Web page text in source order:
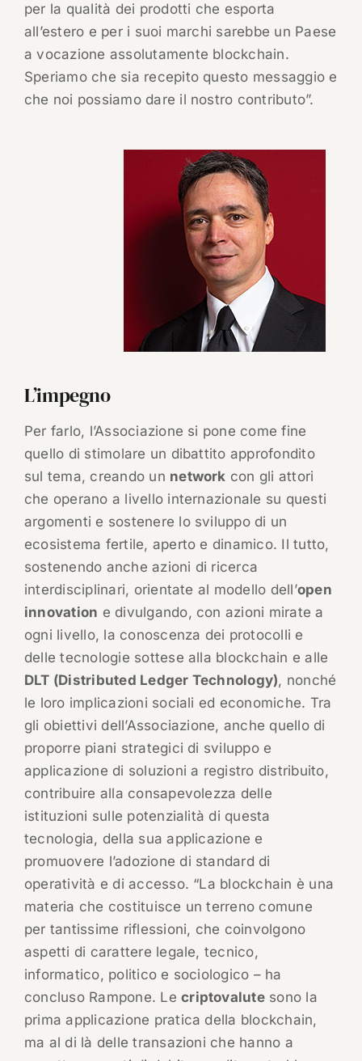
per la qualità dei prodotti che esporta
all’estero e per i suoi marchi sarebbe un Paese
a vocazione assolutamente blockchain.
Speriamo che sia recepito questo messaggio e
che noi possiamo dare il nostro contributo”.
L’impegno
Per farlo, l’Associazione si pone come fine
quello di stimolare un dibattito approfondito
sul tema, creando un network con gli attori
che operano a livello internazionale su questi
argomenti e sostenere lo sviluppo di un
ecosistema fertile, aperto e dinamico. Il tutto,
sostenendo anche azioni di ricerca
interdisciplinari, orientate al modello dell’open
innovation e divulgando, con azioni mirate a
ogni livello, la conoscenza dei protocolli e
delle tecnologie sottese alla blockchain e alle
DLT (Distributed Ledger Technology), nonché
le loro implicazioni sociali ed economiche. Tra
gli obiettivi dell’Associazione, anche quello di
proporre piani strategici di sviluppo e
applicazione di soluzioni a registro distribuito,
contribuire alla consapevolezza delle
istituzioni sulle potenzialità di questa
tecnologia, della sua applicazione e
promuovere l’adozione di standard di
operatività e di accesso. “La blockchain è una
materia che costituisce un terreno comune
per tantissime riflessioni, che coinvolgono
aspetti di carattere legale, tecnico,
informatico, politico e sociologico – ha
concluso Rampone. Lecriptovalutesono la
prima applicazione pratica della blockchain,
ma al di là delle transazioni che hanno a